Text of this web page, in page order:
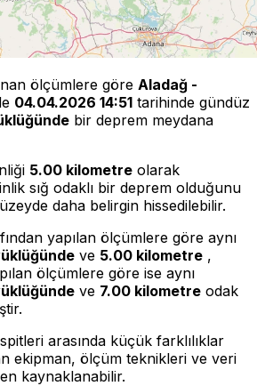
ölçümlere göre Aladağ -
04.04.2026 14:51 tarihinde gündüz
bir deprem meydana
5.00 kilometre olarak
sığ odaklı bir deprem olduğunu
daha belirgin hissedilebilir.
yapılan ölçümlere göre aynı
ve 5.00 kilometre ,
ölçümlere göre ise aynı
ve 7.00 kilometre odak
arasında küçük farklılıklar
ekipman, ölçüm teknikleri ve veri
kaynaklanabilir.